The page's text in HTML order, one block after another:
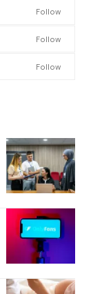
Follow
Follow
Follow